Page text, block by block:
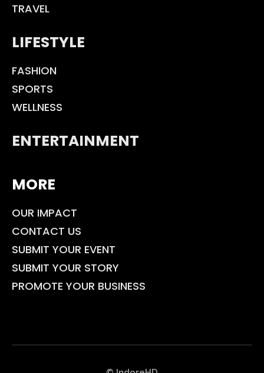
TRAVEL
LIFESTYLE
FASHION
SPORTS
WELLNESS
ENTERTAINMENT
MORE
OUR IMPACT
CONTACT US
SUBMIT YOUR EVENT
SUBMIT YOUR STORY
PROMOTE YOUR BUSINESS